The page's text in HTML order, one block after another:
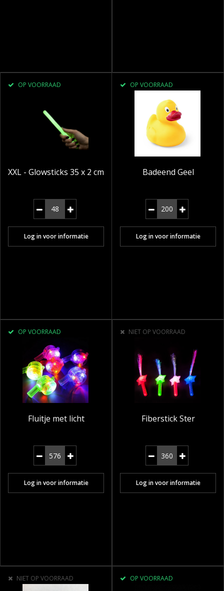
OP VOORRAAD
XXL - Glowsticks 35 x 2 cm
Log in voor informatie
OP VOORRAAD
Badeend Geel
Log in voor informatie
OP VOORRAAD
Fluitje met licht
Log in voor informatie
NIET OP VOORRAAD
Fiberstick Ster
Log in voor informatie
NIET OP VOORRAAD OP VOORRAAD